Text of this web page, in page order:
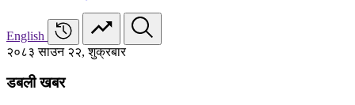
English
२०८३ साउन २२, शुक्रबार
डबली खबर